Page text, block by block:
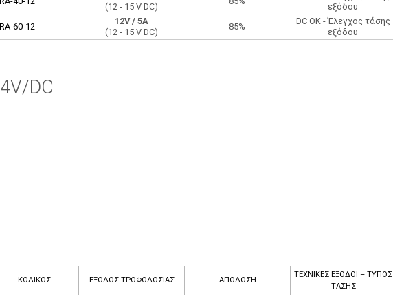
(12 - 15 V DC)
εξόδου
60-12
12V/ 5A
(12 - 15 V DC)
85%
DC OK - Έλεγχος τάσης
εξόδου
DC
ΚΩΔΙΚΟΣ ΈΞΟΔΟΣ ΤΡΟΦΟΔΟΣΊΑΣ ΑΠΌΔΟΣΗ
ΤΕΧΝΙΚΈΣ ΈΞΟΔΟΙ – ΤΎΠΟΣ
ΤΆΣΗΣ